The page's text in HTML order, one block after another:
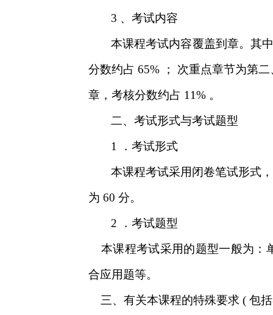
3 、考试内容
本课程考试内容覆盖到章。其
分数约占 65% ； 次重点章节为第
章，考核分数约占 11% 。
二、考试形式与考试题型
1
．考试形式
本课程考试采用闭卷笔试形式
为 60 分。
2
．考试题型
本课程考试采用的题型一般为：
合应用题等。
三、有关本课程的特殊要求 ( 包